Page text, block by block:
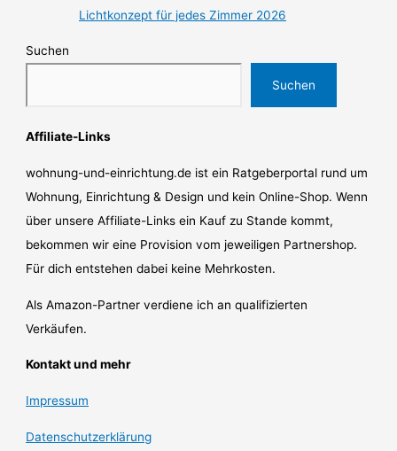
Lichtkonzept für jedes Zimmer 2026
Suchen
Suchen
Affiliate-Links
wohnung-und-einrichtung.de ist ein Ratgeberportal rund um
Wohnung, Einrichtung & Design und kein Online-Shop. Wenn
über unsere Affiliate-Links ein Kauf zu Stande kommt,
bekommen wir eine Provision vom jeweiligen Partnershop.
Für dich entstehen dabei keine Mehrkosten.
Als Amazon-Partner verdiene ich an qualifizierten
Verkäufen.
Kontakt und mehr
Impressum
Datenschutzerklärung